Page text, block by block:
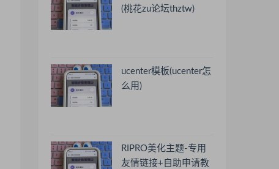
(桃花zu论坛thztw)
ucenter模板(ucenter怎
么用)
RIPRO美化主题-专用
友情链接+自助申请教